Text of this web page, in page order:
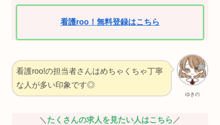
看護roo！無料登録はこちら
ゆきの
看護roo!の担当者さんはめちゃくちゃ丁寧
な人が多い印象です◎
＼ たくさんの求人を見たい人はこちら ／